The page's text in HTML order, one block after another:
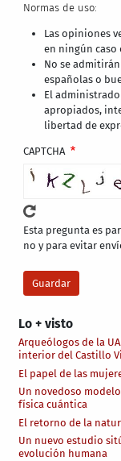
Lo + visto
Arqueólogos de la
interior del Castillo
El papel de las
Un novedoso
física cuántica
El retorno de la
Un nuevo estudio
evolución humana
Normas de uso:
Las opiniones
en ningún caso
No se
españolas o
El
apropiados,
libertad de
CAPTCHA
Esta pregunta es
no y para evitar